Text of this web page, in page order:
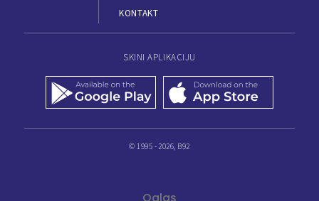
KONTAKT
SKINI APLIKACIJU
© 1995 - 2026, B92